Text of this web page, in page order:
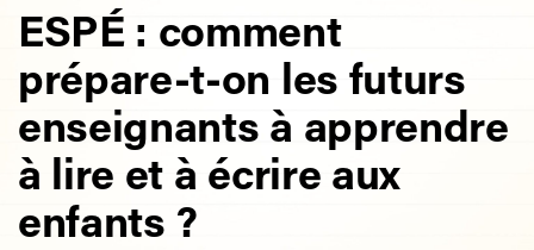
ESPÉ : comment
prépare-t-on les futurs
enseignants à apprendre
à lire et à écrire aux
enfants ?